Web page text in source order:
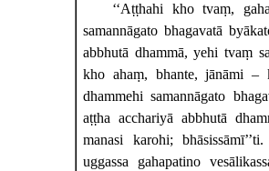
‘‘Aṭṭhahi kho tvaṃ,
samannāgato bhagavatā
abbhutā dhammā, yehi tvaṃ
kho ahaṃ, bhante, jānāmi –
dhammehi samannāgato
aṭṭha acchariyā abbhutā
manasi karohi;
uggassa gahapatino